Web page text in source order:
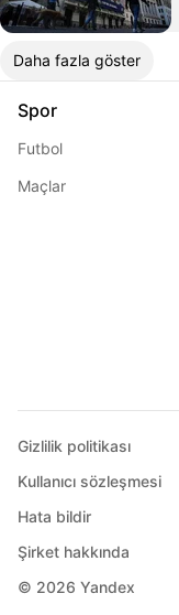
Daha fazla göster
Spor
Futbol
Maçlar
© 2026 Yandex
Gizlilik politikası
Kullanıcı sözleşmesi
Hata bildir
Şirket hakkında